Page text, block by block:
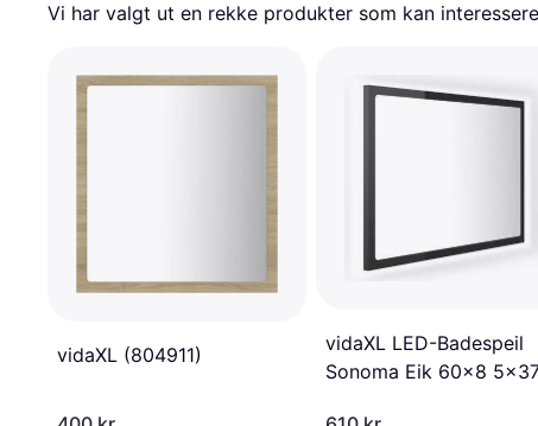
Vi har valgt ut en rekke produkter som kan
vidaXL (804911)
vidaXL LED-Badespeil
Sonoma Eik 60x8